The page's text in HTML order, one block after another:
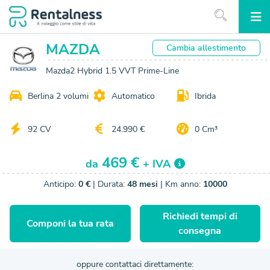
MAZDA
Mazda2 Hybrid 1.5 VVT Prime-Line
Cambiaallestimento
Berlina 2 volumi Automatico Ibrida
92 CV 24.990 € 0 Cm³
da 469 € + IVA
Anticipo: 0 €| Durata: 48 mesi | Km anno: 10000
Componi la tua rata
Richiedi tempi di
consegna
oppure contattaci direttamente: